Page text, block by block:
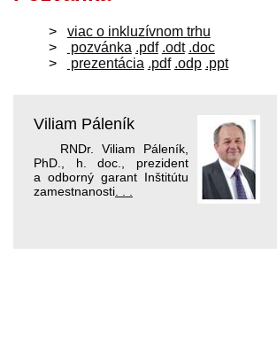
viac o inkluzívnom trhu
pozvánka .pdf .odt .doc
prezentácia .pdf .odp .ppt
Viliam Páleník
RNDr. Viliam Páleník,
PhD., h. doc., prezident
a odborný garant Inštitútu
zamestnanosti. . .